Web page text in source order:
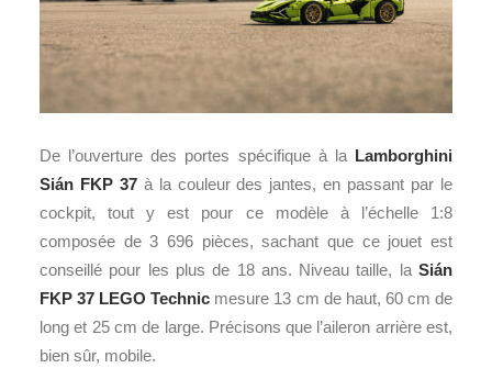
De l’ouverture des portes spécifique à la Lamborghini
Sián FKP 37à la couleur des jantes, en passant par le
cockpit, tout y est pour ce modèle à l’échelle 1:8
composée de 3 696 pièces, sachant que ce jouet est
conseillé pour les plus de 18 ans. Niveau taille, la Sián
FKP 37 LEGO Technic mesure 13 cm de haut, 60 cm de
long et 25 cm de large. Précisons que l’aileron arrière est,
bien sûr, mobile.